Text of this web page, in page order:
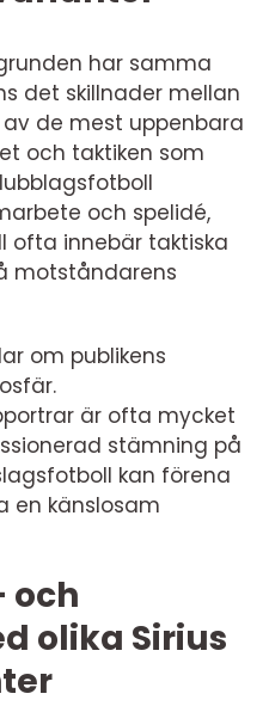
har samma
det skillnader mellan
de mest uppenbara
och taktiken som
och spelidé,
ofta innebär taktiska
motståndarens
om publikens
är ofta mycket
stämning på
kan förena
en känslosam
och
olika Sirius